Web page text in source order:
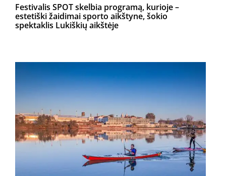
Festivalis SPOT skelbia programą, kurioje –
estetiški žaidimai sporto aikštyne, šokio
spektaklis Lukiškių aikštėje